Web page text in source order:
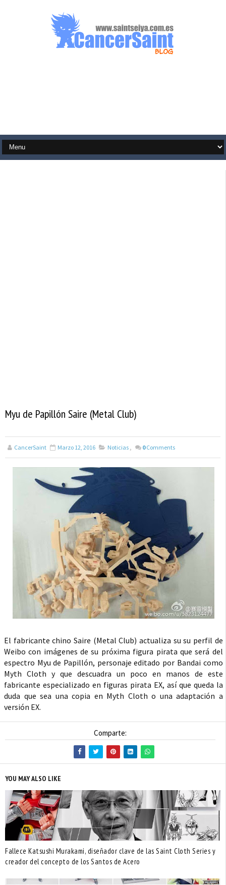
Myu de Papillón Saire (Metal Club)
CancerSaint Marzo 12, 2016 Noticias , 0 Comments
El fabricante chino Saire (Metal Club) actualiza su su perfil de
Weibo con imágenes de su próxima figura pirata que será del
espectro Myu de Papillón, personaje editado por Bandai como
Myth Cloth y que descuadra un poco en manos de este
fabricante especializado en figuras pirata EX, así que queda la
duda que sea una copia en Myth Cloth o una adaptación a
versión EX.
Comparte:
YOU MAY ALSO LIKE
Fallece Katsushi Murakami, diseñador clave de las Saint Cloth Series y
creador del concepto de los Santos de Acero